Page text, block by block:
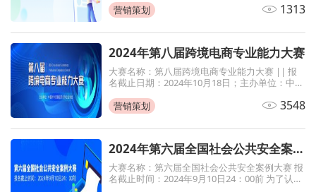
届三中全会精神和习近平总书记关于教育和旅游
发展的
营销策划 1313
2024年第八届跨境电商专业能力大赛
大赛名称：第八届跨境电商专业能力大赛 || 报
名截止日期：2024年10月18日；主办单位：中国
营销策划
3548
2024年第六届全国社会公共安全案例大赛
大赛名称：第六届全国社会公共安全案例大赛 报
名截止时间：2024年9月10日24：00前 为了认真